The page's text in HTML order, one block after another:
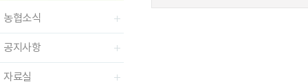
농협소식
공지사항
자료실